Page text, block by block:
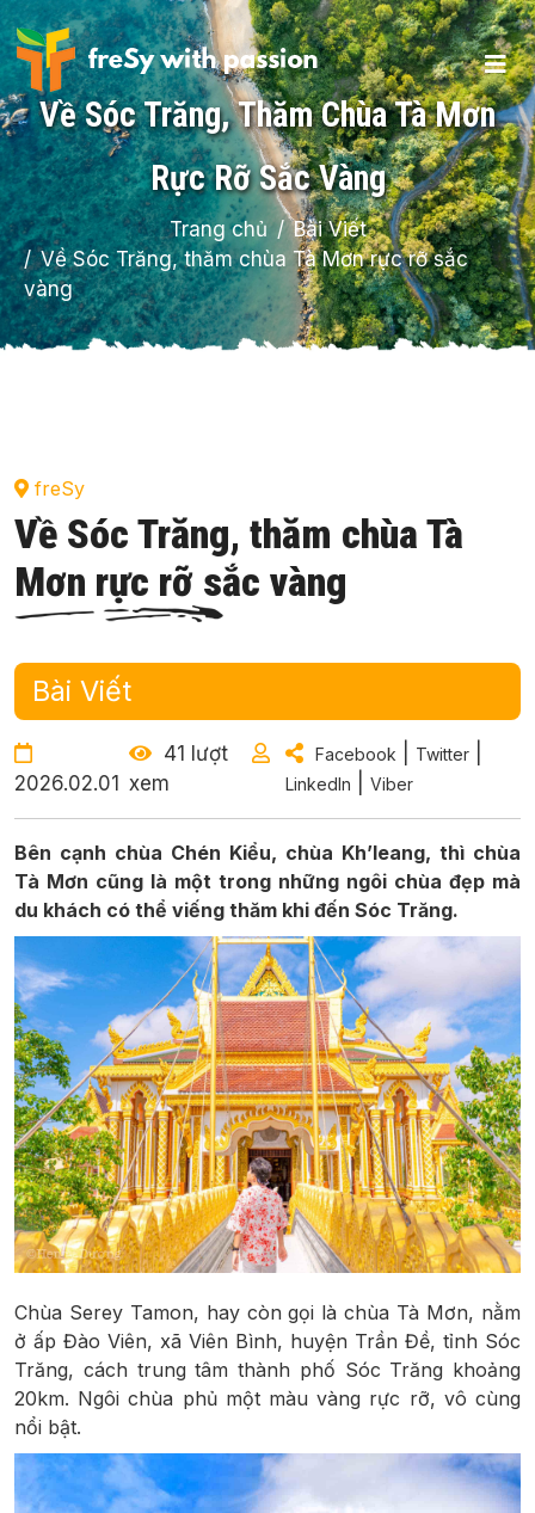
Về Sóc Trăng, Thăm Chùa Tà Mơn
Rực Rỡ Sắc Vàng
Trang chủ
Bài Viết
Về Sóc Trăng, thăm chùa Tà Mơn rực rỡ sắc
vàng
freSy
Về Sóc Trăng, thăm chùa Tà
Mơn rực rỡ sắc vàng
Bài Viết
2026.02.01
41 lượt
xem
Facebook Twitter|
LinkedIn Viber
Bên cạnh chùa Chén Kiểu, chùa Kh’leang, thì chùa
Tà Mơn cũng là một trong những ngôi chùa đẹp mà
du khách có thể viếng thăm khi đến Sóc Trăng.
Chùa Serey Tamon, hay còn gọi là chùa Tà Mơn, nằm
ở ấp Đào Viên, xã Viên Bình, huyện Trần Đề, tỉnh Sóc
Trăng, cách trung tâm thành phố Sóc Trăng khoảng
20km. Ngôi chùa phủ một màu vàng rực rỡ, vô cùng
nổi bật.